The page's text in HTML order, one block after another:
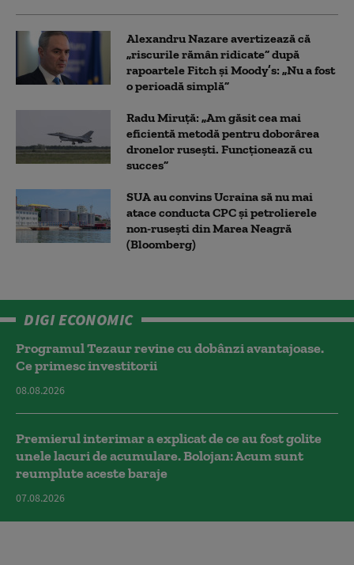
Alexandru Nazare avertizează că
„riscurile rămân ridicate” după
rapoartele Fitch și Moody’s: „Nu a fost
o perioadă simplă”
Radu Miruță: „Am găsit cea mai
eficientă metodă pentru doborârea
dronelor rusești. Funcționează cu
succes”
SUA au convins Ucraina să nu mai
atace conducta CPC şi petrolierele
non-ruseşti din Marea Neagră
(Bloomberg)
DIGI ECONOMIC
Programul Tezaur revine cu dobânzi avantajoase.
Ce primesc investitorii
08.08.2026
Premierul interimar a explicat de ce au fost golite
unele lacuri de acumulare. Bolojan: Acum sunt
reumplute aceste baraje
07.08.2026